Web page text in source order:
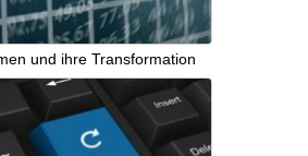
und ihre Transformation